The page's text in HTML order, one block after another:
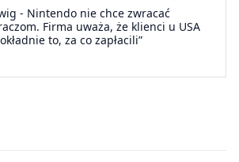
- Nintendo nie chce zwracać
Firma uważa, że klienci u USA
to, za co zapłacili”